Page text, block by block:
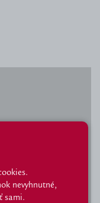
nevyhnutné,
sami.